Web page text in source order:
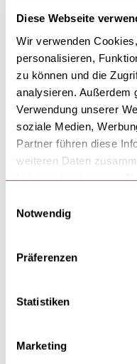
Diese Webseite
Wir verwenden
personalisieren,
zu können und die
analysieren. Außerdem
Verwendung unserer
soziale Medien,
Partner führen diese
weiteren Daten
Notwendig
Präferenzen
Statistiken
Marketing
Übersicht
News
Veranstaltungen
Mitarbeitende
Doktorat
Stiftungen und